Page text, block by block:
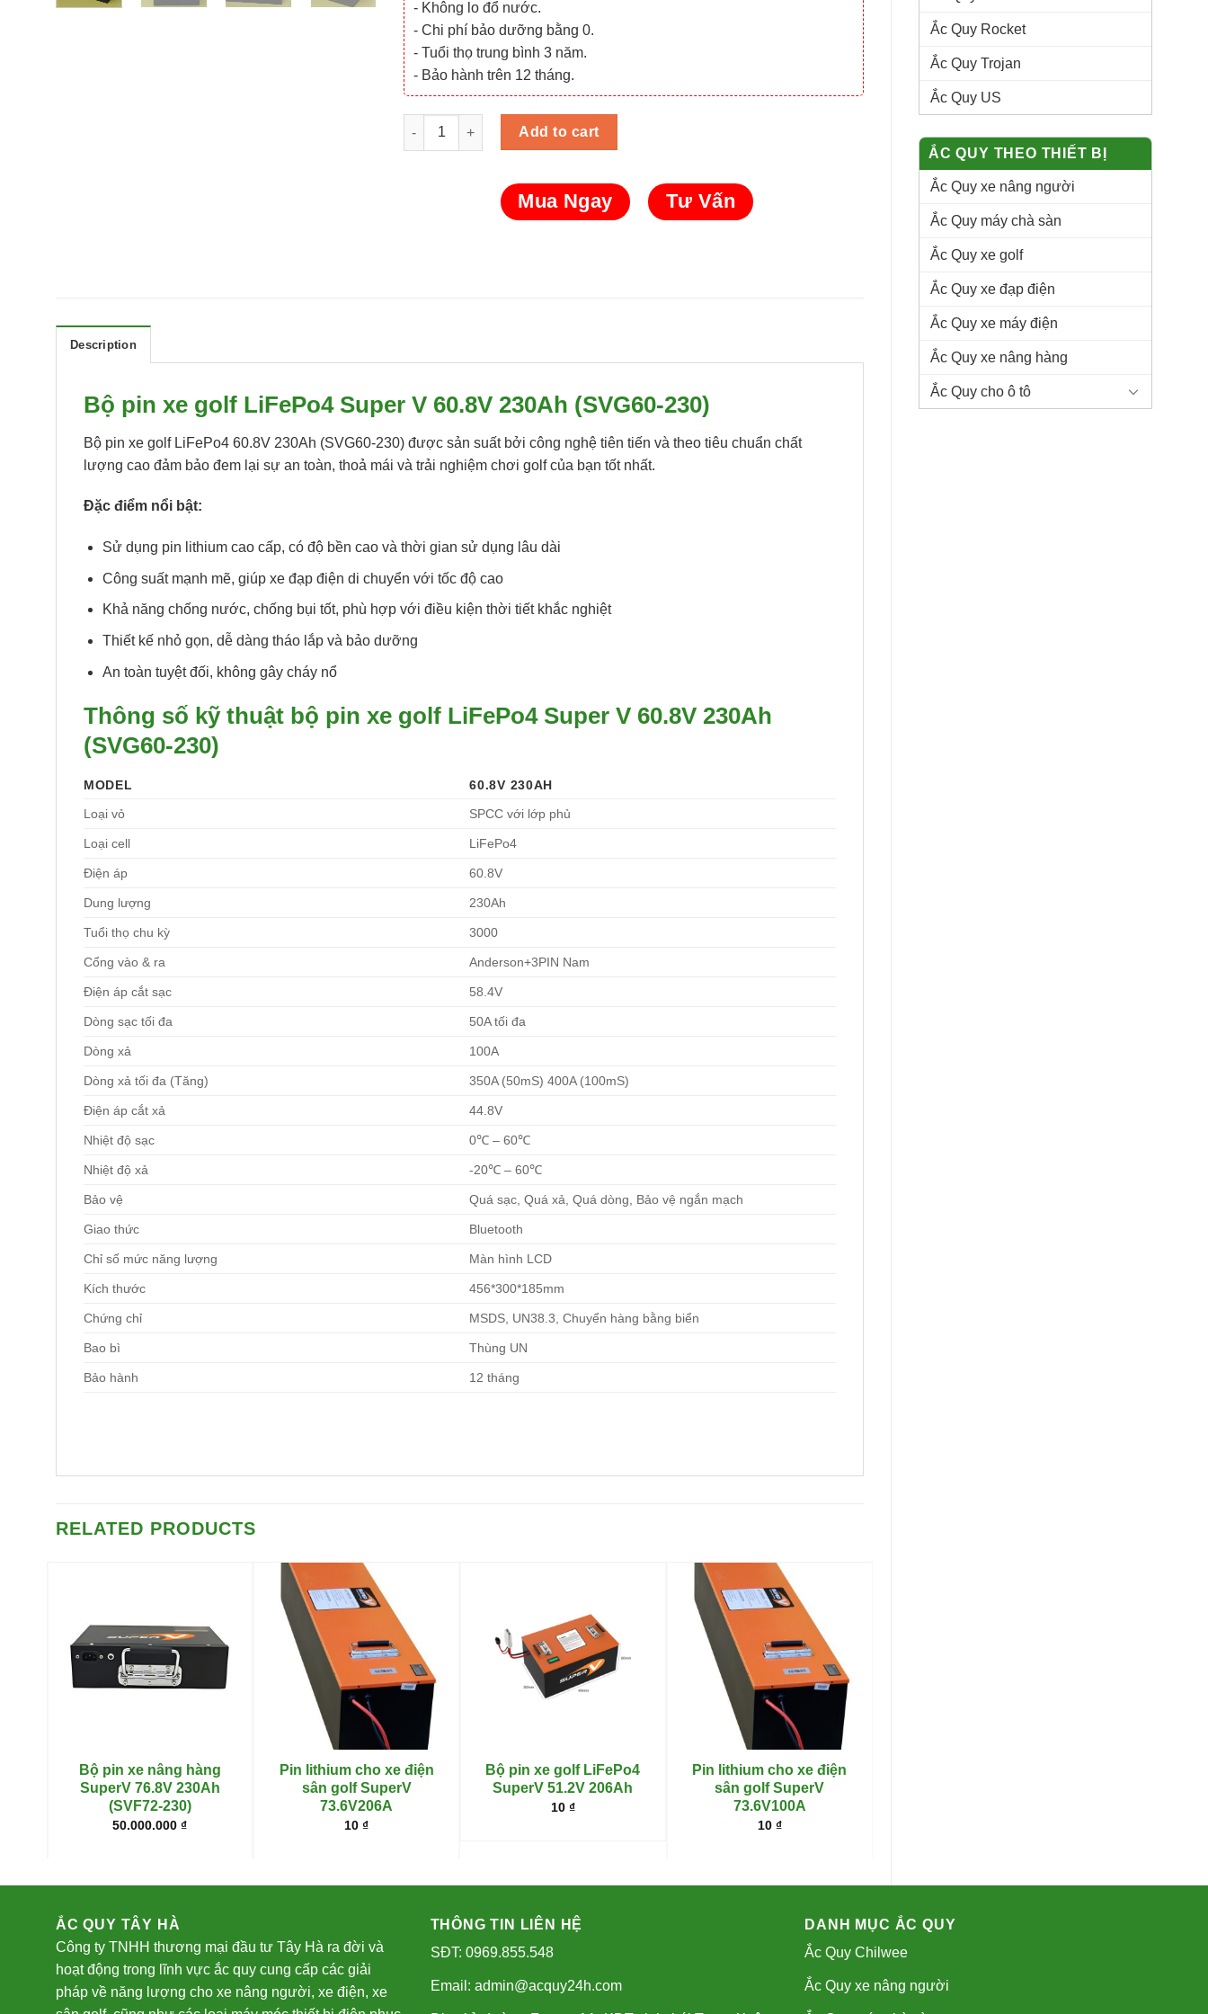
Ắc Quy Rocket
Ắc Quy Trojan
Ắc Quy US
ẮC QUY THEO THIẾT BỊ
Ắc Quy xe nâng người
Ắc Quy máy chà sàn
Ắc Quy xe golf
Ắc Quy xe đạp điện
Ắc Quy xe máy điện
Ắc Quy xe nâng hàng
Ắc Quy cho ô tô
- Không lo đổ nước.
- Chi phí bảo dưỡng bằng 0.
- Tuổi thọ trung bình 3 năm.
- Bảo hành trên 12 tháng.
Bộ pin xe điện du lịch, xe golf LiFePo4 SuperV 60.8V 230Ah (SVG60-230) quantity
Add to cart
Mua Ngay Tư Vấn
Description
Bộ pin xe golf LiFePo4 Super V 60.8V 230Ah (SVG60-230)
Bộ pin xe golf LiFePo4 60.8V 230Ah (SVG60-230) được sản suất bởi công nghệ tiên tiến và theo tiêu chuẩn chất
lượng cao đảm bảo đem lại sự an toàn, thoả mái và trải nghiệm chơi golf của bạn tốt nhất.
Đặc điểm nổi bật:
Sử dụng pin lithium cao cấp, có độ bền cao và thời gian sử dụng lâu dài
Công suất mạnh mẽ, giúp xe đạp điện di chuyển với tốc độ cao
Khả năng chống nước, chống bụi tốt, phù hợp với điều kiện thời tiết khắc nghiệt
Thiết kế nhỏ gọn, dễ dàng tháo lắp và bảo dưỡng
An toàn tuyệt đối, không gây cháy nổ
Thông số kỹ thuật bộ pin xe golf LiFePo4 Super V 60.8V 230Ah
(SVG60-230)
MODEL
60.8V 230AH
Loại vỏ
SPCC với lớp phủ
Loại cell LiFePo4
Điện áp 60.8V
Dung lượng 230Ah
Tuổi thọ chu kỳ 3000
Cổng vào & ra Anderson+3PIN Nam
Điện áp cắt sạc 58.4V
Dòng sạc tối đa 50A tối đa
Dòng xả 100A
Dòng xả tối đa (Tăng) 350A (50mS) 400A (100mS)
Điện áp cắt xả 44.8V
Nhiệt độ sạc 0℃ – 60℃
Nhiệt độ xả -20℃ – 60℃
Bảo vệ Quá sạc, Quá xả, Quá dòng, Bảo vệ ngắn mạch
Giao thức Bluetooth
Chỉ số mức năng lượng Màn hình LCD
Kích thước 456*300*185mm
Chứng chỉ MSDS, UN38.3, Chuyển hàng bằng biển
Bao bì Thùng UN
Bảo hành 12 tháng
RELATED PRODUCTS
Bộ pin xe nâng hàng
SuperV 76.8V 230Ah
(SVF72-230)
50.000.000₫
Pin lithium cho xe điện
sân golf SuperV
73.6V206A
10₫
Bộ pin xe golf LiFePo4
SuperV 51.2V 206Ah
10 ₫
Pin lithium cho xe điện
sân golf SuperV
73.6V100A
10 ₫
ẮC QUY TÂY HÀ
Công ty TNHH thương mại đầu tư Tây Hà ra đời và
hoạt động trong lĩnh vực ắc quy cung cấp các giải
pháp về năng lượng cho xe nâng người, xe điện, xe
THÔNG TIN LIÊN HỆ
SĐT: 0969.855.548
Email: admin@acquy24h.com
DANH MỤC ẮC QUY
Ắc Quy Chilwee
Ắc Quy xe nâng người